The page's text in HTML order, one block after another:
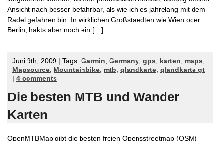
Ansicht nach besser befahrbar, als wie ich es jahrelang mit dem
Radel gefahren bin. In wirklichen Großstaedten wie Wien oder
Berlin, hakts aber noch ein […]
Juni 9th, 2009 | Tags: Garmin, Germany, gps, karten, maps,
Mapsource, Mountainbike, mtb, qlandkarte, qlandkarte gt
4 comments
Die besten MTB und Wander
Karten
OpenMTBMap gibt die besten freien Opensstreetmap (OSM)